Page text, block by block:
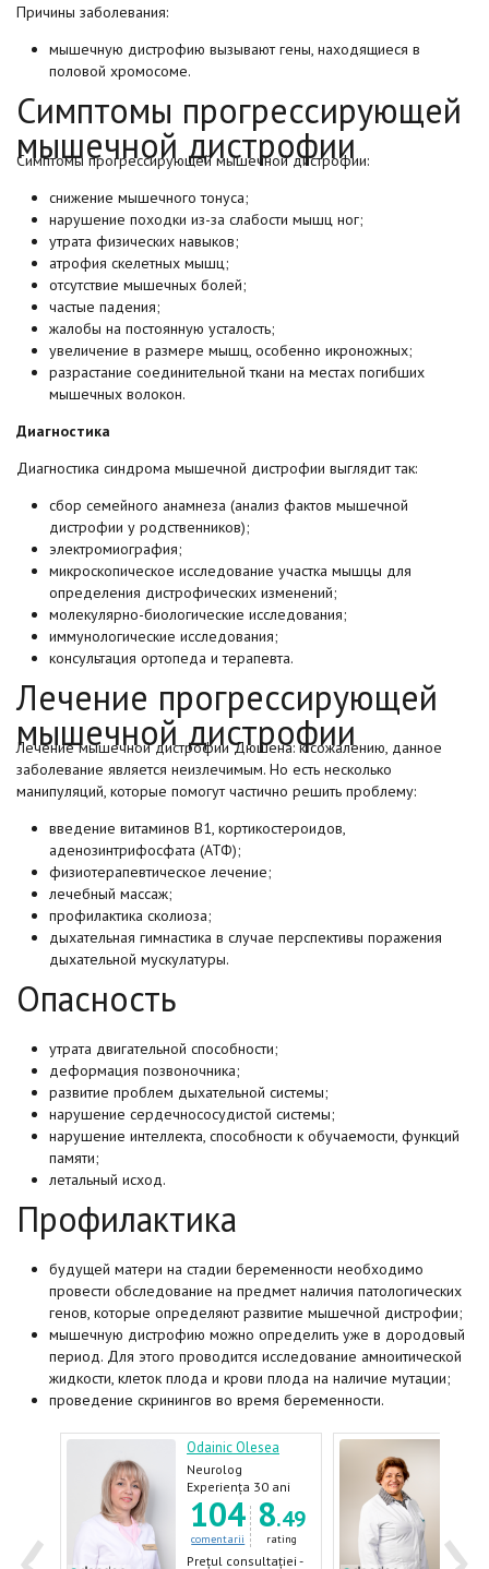
Причины заболевания:
мышечную дистрофию вызывают гены, находящиеся в
половой хромосоме.
Симптомы прогрессирующей
мышечной дистрофии
Симптомы прогрессирующей мышечной дистрофии:
снижение мышечного тонуса;
нарушение походки из-за слабости мышц ног;
утрата физических навыков;
атрофия скелетных мышц;
отсутствие мышечных болей;
частые падения;
жалобы на постоянную усталость;
увеличение в размере мышц, особенно икроножных;
разрастание соединительной ткани на местах погибших
мышечных волокон.
Диагностика
Диагностика синдрома мышечной дистрофии выглядит так:
сбор семейного анамнеза (анализ фактов мышечной
дистрофии у родственников);
электромиография;
микроскопическое исследование участка мышцы для
определения дистрофических изменений;
молекулярно-биологические исследования;
иммунологические исследования;
консультация ортопеда и терапевта.
Лечение прогрессирующей
мышечной дистрофии
Лечение мышечной дистрофии Дюшена: к сожалению, данное
заболевание является неизлечимым. Но есть несколько
манипуляций, которые помогут частично решить проблему:
введение витаминов В1, кортикостероидов,
аденозинтрифосфата (АТФ);
физиотерапевтическое лечение;
лечебный массаж;
профилактика сколиоза;
дыхательная гимнастика в случае перспективы поражения
дыхательной мускулатуры.
Опасность
утрата двигательной способности;
деформация позвоночника;
развитие проблем дыхательной системы;
нарушение сердечнососудистой системы;
нарушение интеллекта, способности к обучаемости, функций
памяти;
летальный исход.
Профилактика
будущей матери на стадии беременности необходимо
провести обследование на предмет наличия патологических
генов, которые определяют развитие мышечной дистрофии;
мышечную дистрофию можно определить уже в дородовый
период. Для этого проводится исследование амноитической
жидкости, клеток плода и крови плода на наличие мутации;
проведение скринингов во время беременности.
-
Odainic Olesea
Neurolog
Experiența 30 ani
104
comentarii
8.49
rating
Prețul consultației -